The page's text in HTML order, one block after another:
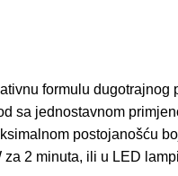
formulu
sa jednostavnom
postojanošću
2 minuta, ili u LED